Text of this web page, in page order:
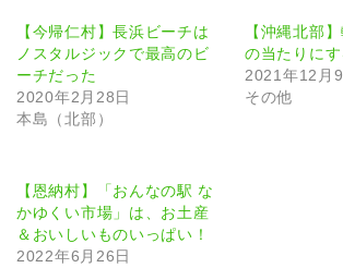
【今帰仁村】長浜ビーチは
ノスタルジックで最高のビ
ーチだった
2020年2月28日
本島（北部）
【沖縄北部
の当たりにす
2021年12月9
その他
【恩納村】「おんなの駅 な
かゆくい市場」は、お土産
＆おいしいものいっぱい！
2022年6月26日
オキナワ島旅日
プライバシーポ